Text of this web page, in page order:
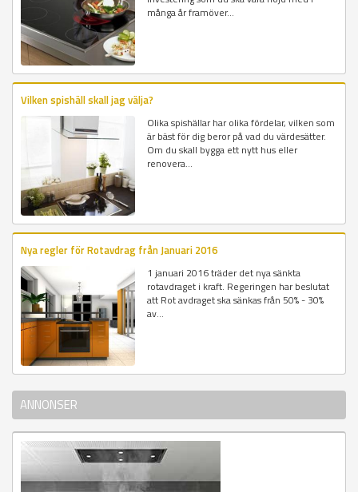
många år framöver...
Vilken spishäll skall jag välja?
Olika spishällar har olika fördelar, vilken som
är bäst för dig beror på vad du värdesätter.
Om du skall bygga ett nytt hus eller
renovera...
Nya regler för Rotavdrag från Januari 2016
1 januari 2016 träder det nya sänkta
rotavdraget i kraft. Regeringen har beslutat
att Rot avdraget ska sänkas från 50% - 30%
av...
ANNONSER